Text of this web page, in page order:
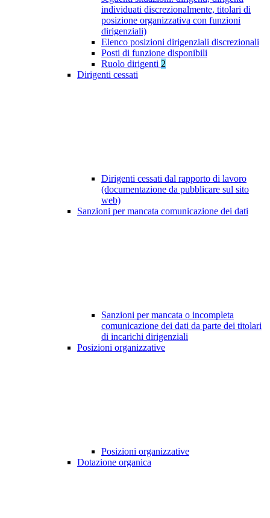
individuati discrezionalmente, titolari di
posizione organizzativa con funzioni
dirigenziali)
Elenco posizioni dirigenziali discrezionali
Posti di funzione disponibili
Ruolo dirigenti 2
Dirigenti cessati
Dirigenti cessati dal rapporto di lavoro
(documentazione da pubblicare sul sito
web)
Sanzioni per mancata comunicazione dei dati
Sanzioni per mancata o incompleta
comunicazione dei dati da parte dei titolari
di incarichi dirigenziali
Posizioni organizzative
Posizioni organizzative
Dotazione organica